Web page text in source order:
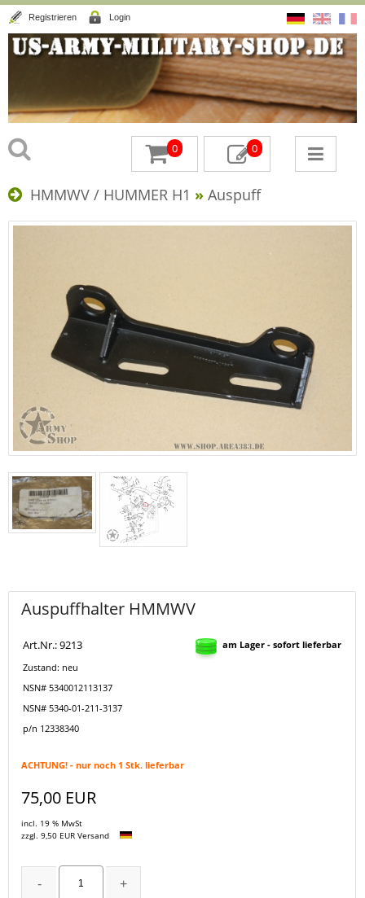
Registrieren Login
0 0
HMMWV / HUMMER H1 » Auspuff
Auspuffhalter HMMWV
Art.Nr.: 9213
Zustand: neu
NSN# 5340012113137
NSN# 5340-01-211-3137
p/n 12338340
am Lager - sofort lieferbar
ACHTUNG! - nur noch 1 Stk. lieferbar
75,00 EUR
incl. 19 % MwSt
zzgl. 9,50 EUR Versand